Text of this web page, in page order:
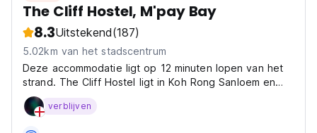
The Cliff Hostel, M'pay Bay
8.3Uitstekend(187)
5.02km van het stadscentrum
Deze accommodatie ligt op 12 minuten lopen van het
strand. The Cliff Hostel ligt in Koh Rong Sanloem en
biedt een tuin.
verblijven